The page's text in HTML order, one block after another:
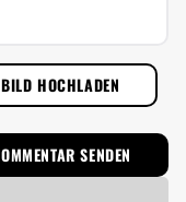
BILD HOCHLADEN